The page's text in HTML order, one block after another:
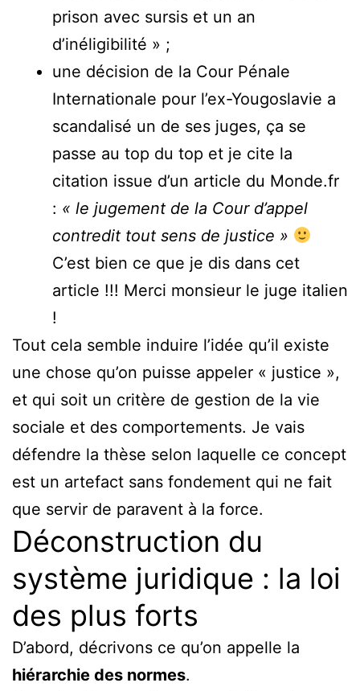
prison avec sursis et un an
d’inéligibilité » ;
une décision de la Cour Pénale
Internationale pour l’ex-Yougoslavie a
scandalisé un de ses juges, ça se
passe au top du top et je cite la
citation issue d’un article du Monde.fr
: « le jugement de la Cour d’appel
contredit tout sens de justice »
C’est bien ce que je dis dans cet
article !!! Merci monsieur le juge italien
!
Tout cela semble induire l’idée qu’il existe
une chose qu’on puisse appeler « justice »,
et qui soit un critère de gestion de la vie
sociale et des comportements. Je vais
défendre la thèse selon laquelle ce concept
est un artefact sans fondement qui ne fait
que servir de paravent à la force.
Déconstruction du
système juridique : la loi
des plus forts
D’abord, décrivons ce qu’on appelle la
hiérarchie des normes.